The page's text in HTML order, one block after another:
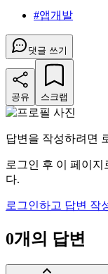
#앱개발
댓글 쓰기
공유 스크랩
답변을 작성하려면
로그인 후 이 페이지
다.
로그인하고 답변 작
0개의 답변